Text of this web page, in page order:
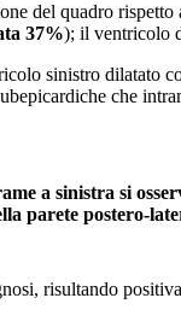
del quadro rispetto
37%); il ventricolo
sinistro dilatato
che
a sinistra si
parete postero-
risultando